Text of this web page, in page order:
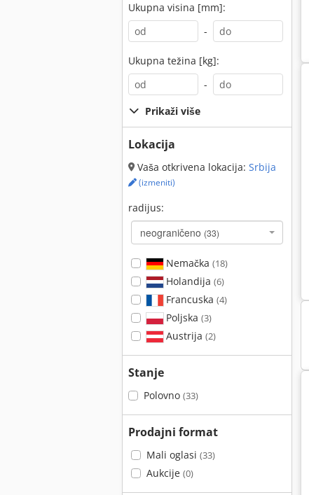
Ukupna visina [mm]:
-
Ukupna težina [kg]:
-
Prikaži više
Lokacija
Vaša otkrivena lokacija: Srbija
(izmeniti)
radijus:
neograničeno (33)
Nemačka (18)
Holandija (6)
Francuska (4)
Poljska (3)
Austrija (2)
Stanje
Polovno (33)
Prodajni format
Mali oglasi (33)
Aukcije (0)
Hamm 3518